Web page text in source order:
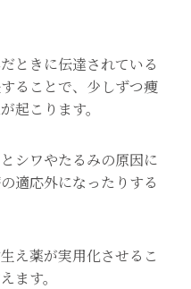
ときに伝達されている
ることで、少しずつ痩
起こります。
シワやたるみの原因に
適応外になったりする
え薬が実用化させるこ
ます。